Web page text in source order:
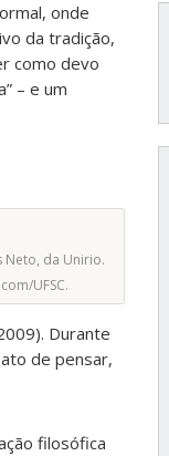
onde
da tradição,
como devo
– e um
Neto, da Unirio.
UFSC.
Durante
de pensar,
filosófica